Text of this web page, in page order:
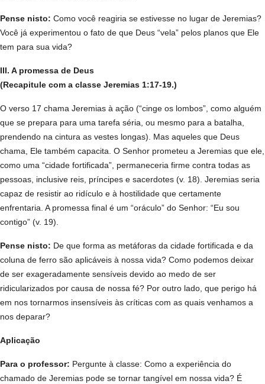
Pense nisto: Como você reagiria se estivesse no lugar de Jeremias?
Você já experimentou o fato de que Deus “vela” pelos planos que Ele
tem para sua vida?
III. A promessa de Deus
(Recapitule com a classe Jeremias 1:17-19.)
O verso 17 chama Jeremias à ação (“cinge os lombos”, como alguém
que se prepara para uma tarefa séria, ou mesmo para a batalha,
prendendo na cintura as vestes longas). Mas aqueles que Deus
chama, Ele também capacita. O Senhor prometeu a Jeremias que ele,
como uma “cidade fortificada”, permaneceria firme contra todas as
pessoas, inclusive reis, príncipes e sacerdotes (v. 18). Jeremias seria
capaz de resistir ao ridículo e à hostilidade que certamente
enfrentaria. A promessa final é um “oráculo” do Senhor: “Eu sou
contigo” (v. 19).
Pense nisto: De que forma as metáforas da cidade fortificada e da
coluna de ferro são aplicáveis à nossa vida? Como podemos deixar
de ser exageradamente sensíveis devido ao medo de ser
ridicularizados por causa de nossa fé? Por outro lado, que perigo há
em nos tornarmos insensíveis às críticas com as quais venhamos a
nos deparar?
Aplicação
Para o professor: Pergunte à classe: Como a experiência do
chamado de Jeremias pode se tornar tangível em nossa vida? É